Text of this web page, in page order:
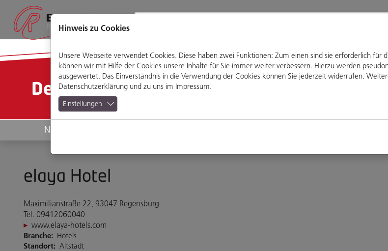
Seiteninhalt
Hauptmenü
Footermenü
Website-
Suche
Detailansicht
News
elaya Hotel
Maximilianstraße 22, 93047 Regensburg
Tel. 09412060040
www.elaya-hotels.com
Branche: Hotels
Standort: Altstadt
Hinweis zu Cookies
Unsere Webseite verwendet Cookies. Diese haben zwei Funktionen: Zum einen sind sie erforderlich
können wir mit Hilfe der Cookies unsere Inhalte für Sie immer weiter verbessern. Hierzu werden
ausgewertet. Das Einverständnis in die Verwendung der Cookies können Sie jederzeit widerrufen.
Datenschutzerklärung und zu uns im Impressum.
Einstellungen